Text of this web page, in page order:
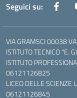
Seguici su:
VIA GRAMSCI 00038
ISTITUTO TECNICO
ISTITUTO
06121126825
LICEO DELLE SCIENZE
06121126845